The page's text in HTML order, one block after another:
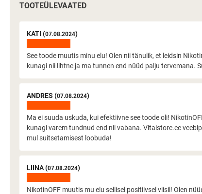
TOOTEÜLEVAATED
KATI (07.08.2024)
See toode muutis minu elu! Olen nii tänulik, et leidsin
kunagi nii lihtne ja ma tunnen end nüüd palju tervemana.
ANDRES (07.08.2024)
Ma ei suuda uskuda, kui efektiivne see toode oli!
kunagi varem tundnud end nii vabana. Vitalstore.ee
mul suitsetamisest loobuda!
LIINA (07.08.2024)
NikotinOFF muutis mu elu sellisel positiivsel viisil! Olen